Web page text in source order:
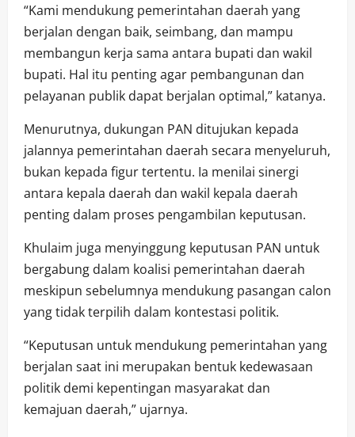
“Kami mendukung pemerintahan daerah yang
berjalan dengan baik, seimbang, dan mampu
membangun kerja sama antara bupati dan wakil
bupati. Hal itu penting agar pembangunan dan
pelayanan publik dapat berjalan optimal,” katanya.
Menurutnya, dukungan PAN ditujukan kepada
jalannya pemerintahan daerah secara menyeluruh,
bukan kepada figur tertentu. Ia menilai sinergi
antara kepala daerah dan wakil kepala daerah
penting dalam proses pengambilan keputusan.
Khulaim juga menyinggung keputusan PAN untuk
bergabung dalam koalisi pemerintahan daerah
meskipun sebelumnya mendukung pasangan calon
yang tidak terpilih dalam kontestasi politik.
“Keputusan untuk mendukung pemerintahan yang
berjalan saat ini merupakan bentuk kedewasaan
politik demi kepentingan masyarakat dan
kemajuan daerah,” ujarnya.